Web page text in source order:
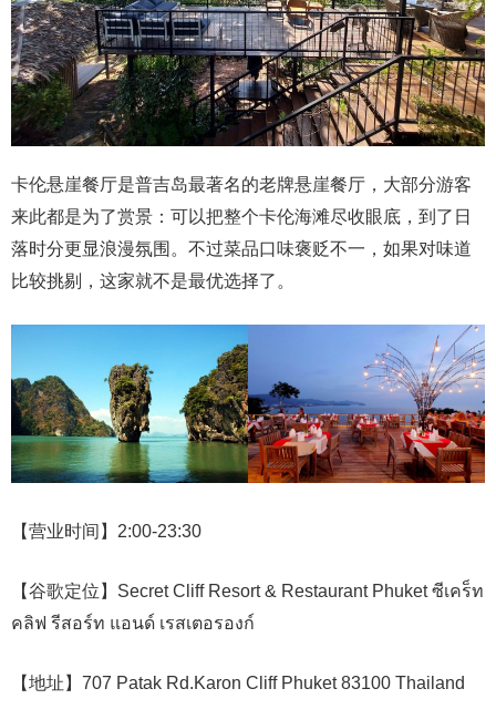
卡伦悬崖餐厅是普吉岛最著名的老牌悬崖餐厅，大部分游客
来此都是为了赏景：可以把整个卡伦海滩尽收眼底，到了日
落时分更显浪漫氛围。不过菜品口味褒贬不一，如果对味道
比较挑剔，这家就不是最优选择了。
【营业时间】2:00-23:30
【谷歌定位】Secret Cliff Resort & Restaurant Phuket ซีเคร็ท
คลิฟ รีสอร์ท แอนด์ เรสเตอรองก์
【地址】707 Patak Rd.Karon Cliff Phuket 83100 Thailand